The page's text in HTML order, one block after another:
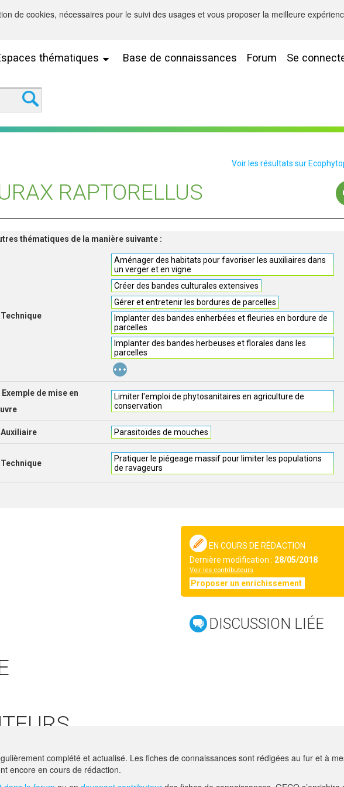
thématiques Base de connaissances Forum Se
Voir les résultats sur
RAPTORELLUS
thématiques de la manière suivante :
Technique
Aménager des habitats pour favoriser les auxiliaires dans
un verger et en vigne
Créer des bandes culturales extensives
Gérer et entretenir les bordures de parcelles
Implanter des bandes enherbées et fleuries en bordure de
parcelles
Implanter des bandes herbeuses et florales dans les
parcelles
...
Exemple de mise en
Limiter l'emploi de phytosanitaires en agriculture de
conservation
Auxiliaire Parasitoïdes de mouches
Technique
Pratiquer le piégeage massif pour limiter les populations
de ravageurs
EN COURS DE RÉDACTION
Dernière modification : 28/05/2018
Voir les contributeurs
Proposer un enrichissement
DISCUSSION LIÉE
de cookies, nécessaires pour le suivi des usages et vous proposer la meilleure
complété et actualisé. Les fiches de connaissances sont rédigées au fur et à
encore en cours de rédaction.